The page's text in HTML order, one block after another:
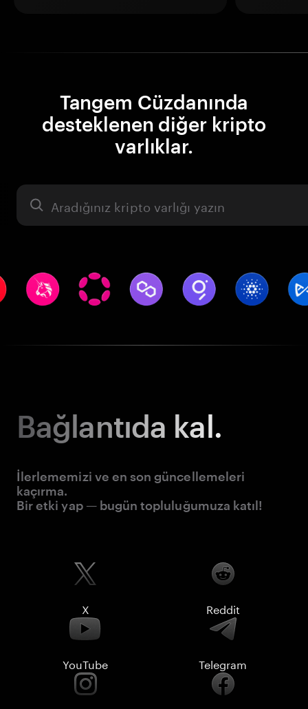
Tangem Cüzdanında
desteklenen diğer kripto
varlıklar.
Varlık
Bağlantıda kal.
İlerlememizi ve en son güncellemeleri
kaçırma.
Bir etki yap — bugün topluluğumuza katıl!
X Reddit
YouTube Telegram